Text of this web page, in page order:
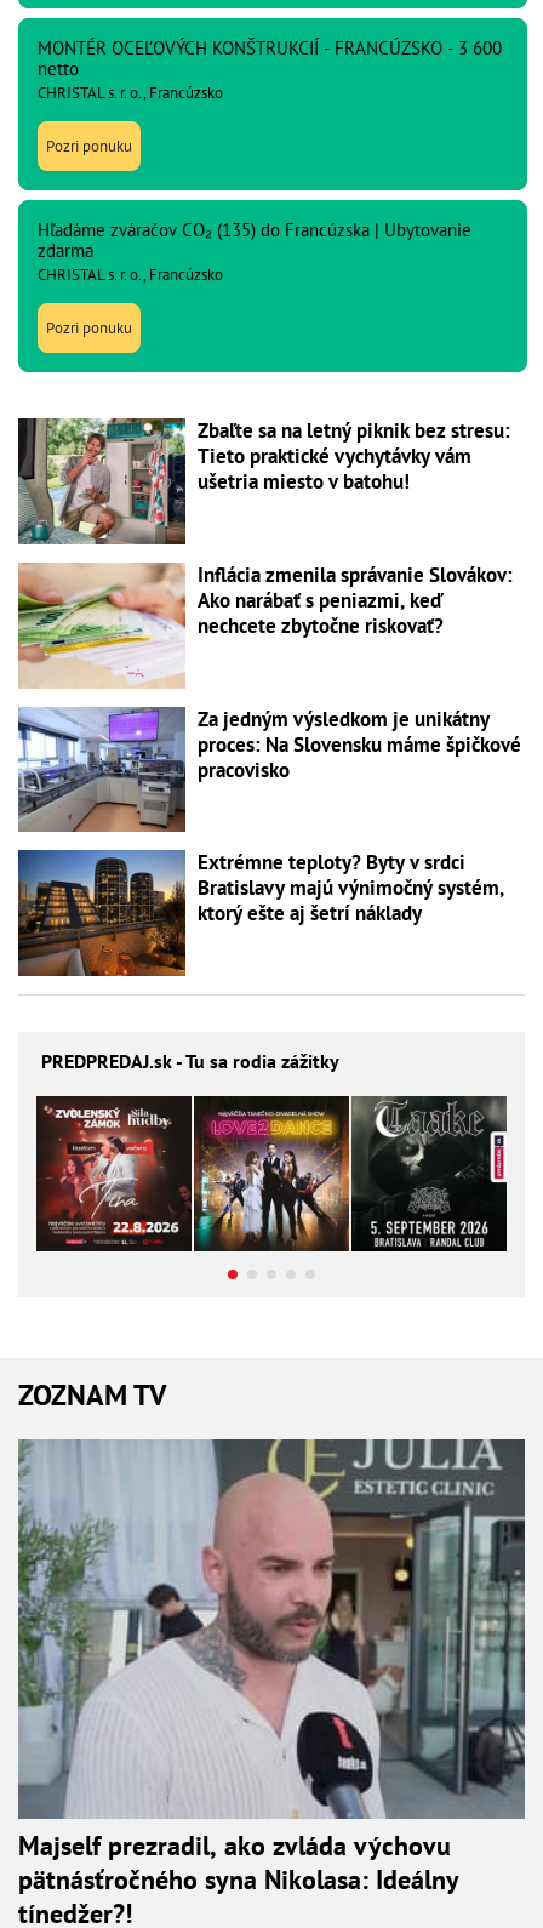
MONTÉR OCEĽOVÝCH KONŠTRUKCIÍ - FRANCÚZSKO - 3 600
netto
CHRISTAL s. r. o., Francúzsko
Pozri ponuku
Hľadáme zváračov CO₂ (135) do Francúzska | Ubytovanie
zdarma
CHRISTAL s. r. o., Francúzsko
Pozri ponuku
Zbaľte sa na letný piknik bez stresu:
Tieto praktické vychytávky vám
ušetria miesto v batohu!
Inflácia zmenila správanie Slovákov:
Ako narábať s peniazmi, keď
nechcete zbytočne riskovať?
Za jedným výsledkom je unikátny
proces: Na Slovensku máme špičkové
pracovisko
Extrémne teploty? Byty v srdci
Bratislavy majú výnimočný systém,
ktorý ešte aj šetrí náklady
PREDPREDAJ.sk - Tu sa rodia zážitky
ZOZNAM TV
Majself prezradil, ako zvláda výchovu
pätnásťročného syna Nikolasa: Ideálny
tínedžer?!